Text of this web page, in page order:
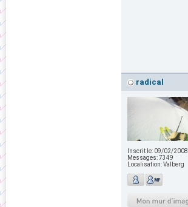
radical
Inscrit le: 09/02/2008
Messages:7349
Localisation:Valberg